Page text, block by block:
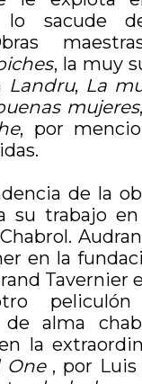
lo sacude
, la muy
Landru, La
mujeres,
, por
de la
su trabajo en
en la
Tavernier
de alma
la
One, por Luis